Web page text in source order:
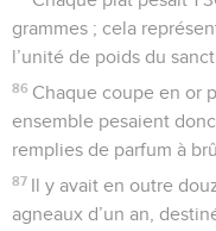
grammes ; cela
l’unité de poids du
86 Chaque coupe en or
ensemble pesaient
remplies de parfum à
87 Il y avait en outre
agneaux d’un an,